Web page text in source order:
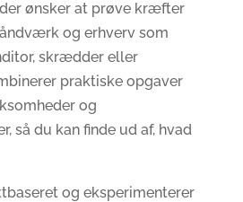
der ønsker at prøve kræfter
og erhverv som
skrædder eller
praktiske opgaver
og
så du kan finde ud af, hvad
og eksperimenterer